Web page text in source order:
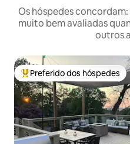
Os hóspedes
muito bem avaliadas
outros
Entre os melhores preferidos
Preferido dos hóspedes